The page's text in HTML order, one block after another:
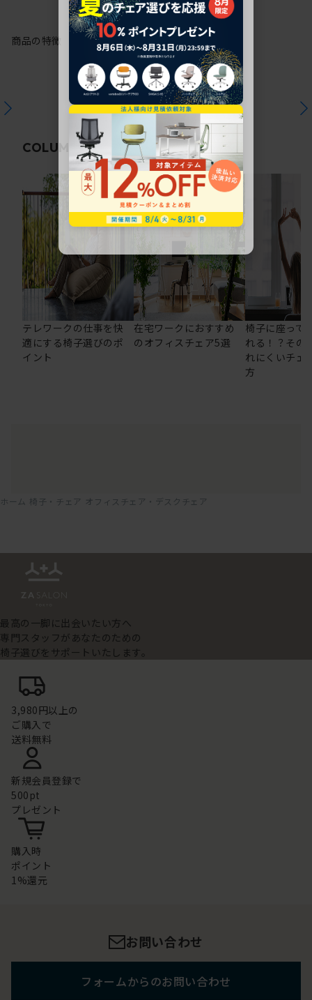
商品の特徴
COLUMN 関連コラム
テレワークの仕事を快
適にする椅子選びのポ
イント
在宅ワークにおすすめ
のオフィスチェア5選
椅子に座って
れる！？その
れにくいチェ
方
ホーム 椅子・チェア オフィスチェア・デスクチェア
最高の一脚に出会いたい方へ
専門スタッフがあなたのための
椅子選びをサポートいたします。
3,980円以上の
ご購入で
送料無料
新規会員登録で
500pt
プレゼント
購入時
ポイント
1%還元
お問い合わせ
フォームからのお問い合わせ